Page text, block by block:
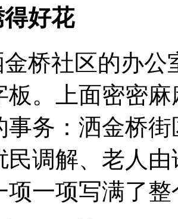
好花
桥社区的办
板。上面密密
事务：洒金桥
民调解、老人
一项写满了整